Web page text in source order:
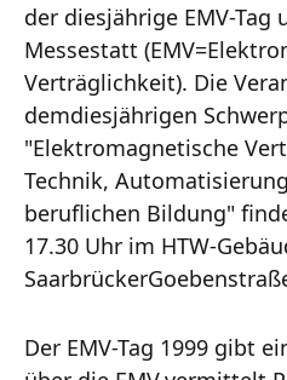
der diesjährige EMV-Tag
Messestatt
Verträglichkeit). Die
demdiesjährigen
"Elektromagnetische
Technik,
beruflichen Bildung"
17.30 Uhr im HTW-
Der EMV-Tag 1999 gibt